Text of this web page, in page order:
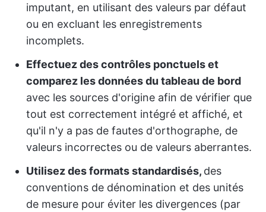
imputant, en utilisant des valeurs par défaut
ou en excluant les enregistrements
incomplets.
Effectuez des contrôles ponctuels et
comparez les données du tableau de bord
avec les sources d'origine afin de vérifier que
tout est correctement intégré et affiché, et
qu'il n'y a pas de fautes d'orthographe, de
valeurs incorrectes ou de valeurs aberrantes.
Utilisez des formats standardisés, des
conventions de dénomination et des unités
de mesure pour éviter les divergences (par